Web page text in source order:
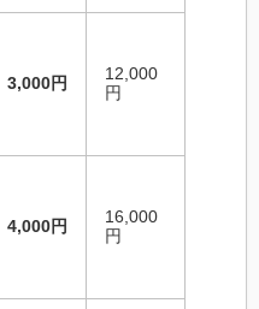
3,000円
12,000
円
4,000円
16,000
円